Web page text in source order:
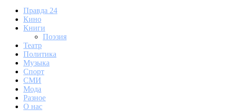
Правда 24
Кино
Книги
Поэзия
Театр
Политика
Музыка
Спорт
СМИ
Мода
Разное
О нас